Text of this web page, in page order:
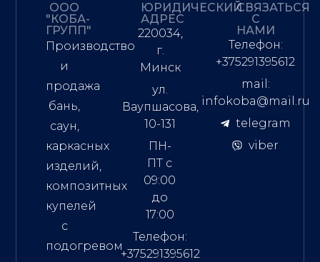
ООО
"КОБА-
ГРУПП"
Производство
и
продажа
бань,
саун,
каркасных
изделий,
композитных
купелей
с
подогревом
ЮРИДИЧЕСКИЙ
АДРЕС
220034,
г.
Минск
ул.
Ваупшасова,
10-131
ПН-
ПТ с
09:00
до
17:00
Телефон:
+375291395612
СВЯЗАТЬСЯ
С
НАМИ
Телефон:
+375291395612
mail:
infokoba@mail.ru
telegram
viber